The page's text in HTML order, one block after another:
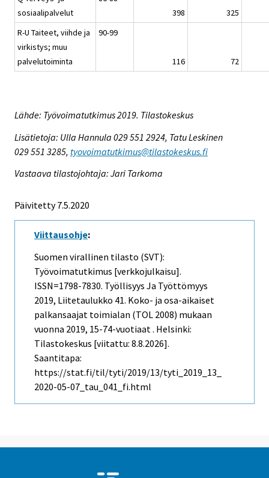
sosiaalipalvelut
398
325
R-U Taiteet, viihde ja
virkistys; muu
palvelutoiminta
90-99
116 72
Lähde: Työvoimatutkimus 2019. Tilastokeskus
Lisätietoja: Ulla Hannula 029 551 2924, Tatu Leskinen
029 551 3285, tyovoimatutkimus@tilastokeskus.fi
Vastaava tilastojohtaja: Jari Tarkoma
Päivitetty 7.5.2020
Viittausohje:
Suomen virallinen tilasto (SVT):
Työvoimatutkimus [verkkojulkaisu].
ISSN=1798-7830. Työllisyys Ja Työttömyys
2019, Liitetaulukko 41. Koko- ja osa-aikaiset
palkansaajat toimialan (TOL 2008) mukaan
vuonna 2019, 15-74-vuotiaat . Helsinki:
Tilastokeskus [viitattu: 8.8.2026].
Saantitapa:
https://stat.fi/til/tyti/2019/13/tyti_2019_13_
2020-05-07_tau_041_fi.html